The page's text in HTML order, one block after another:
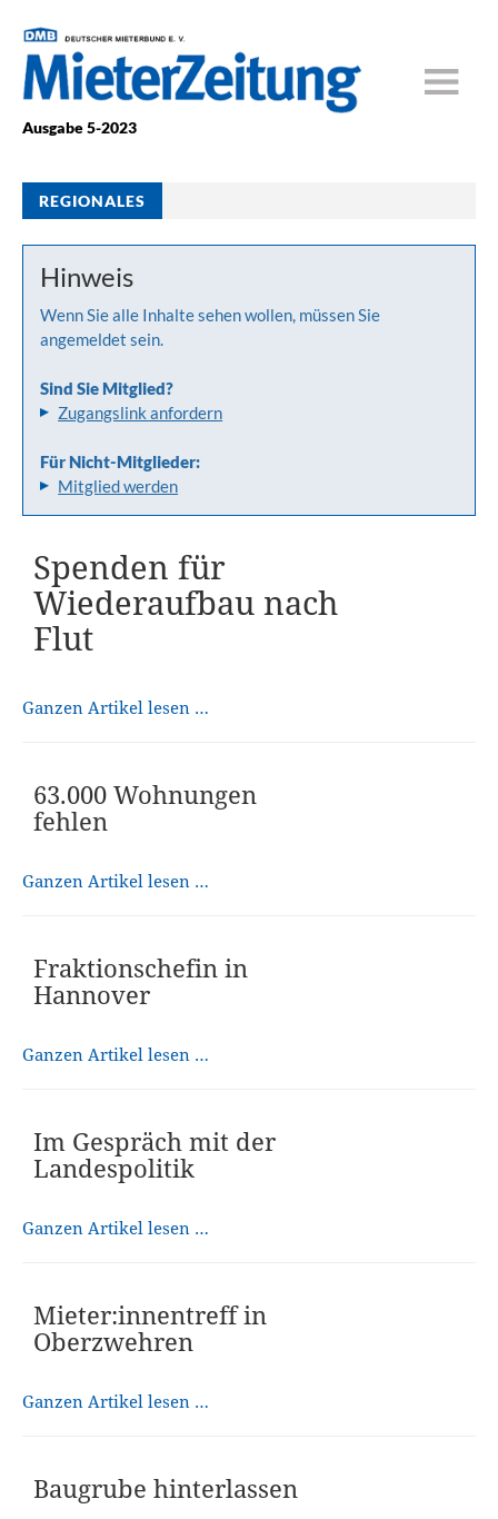
Ausgabe 5-2023
REGIONALES
Hinweis
Wenn Sie alle Inhalte sehen wollen, müssen Sie
angemeldet sein.
Sind Sie Mitglied?
Zugangslink anfordern
Für Nicht-Mitglieder:
Mitglied werden
Spenden für
Wiederaufbau nach
Flut
Ganzen Artikel lesen …
63.000 Wohnungen
fehlen
Ganzen Artikel lesen …
Fraktionschefin in
Hannover
Ganzen Artikel lesen …
Im Gespräch mit der
Landespolitik
Ganzen Artikel lesen …
Mieter:innentreff in
Oberzwehren
Ganzen Artikel lesen …
Baugrube hinterlassen